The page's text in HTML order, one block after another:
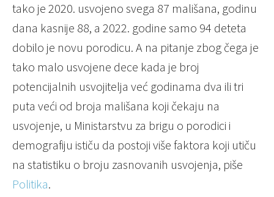
tako je 2020. usvojeno svega 87 mališana, godinu
dana kasnije 88, a 2022. godine samo 94 deteta
dobilo je novu porodicu. A na pitanje zbog čega je
tako malo usvojene dece kada je broj
potencijalnih usvojitelja već godinama dva ili tri
puta veći od broja mališana koji čekaju na
usvojenje, u Ministarstvu za brigu o porodici i
demografiju ističu da postoji više faktora koji utiču
na statistiku o broju zasnovanih usvojenja, piše
Politika.